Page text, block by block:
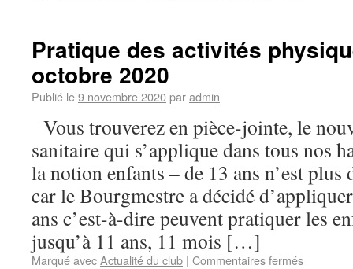
Pratique des activités
octobre 2020
Publié le9 novembre 2020paradmin
Vous trouverez en pièce-jointe, le
sanitaire qui s’applique dans tous nos
la notion enfants – de 13 ans n’est
car le Bourgmestre a décidé
ans c’est-à-dire peuvent pratiquer les
jusqu’à 11 ans, 11 mois […]
Marqué avecActualité du club | Commentaires fermés